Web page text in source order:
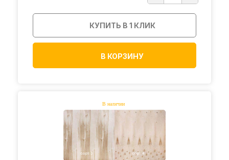
КУПИТЬ В 1 КЛИК
В КОРЗИНУ